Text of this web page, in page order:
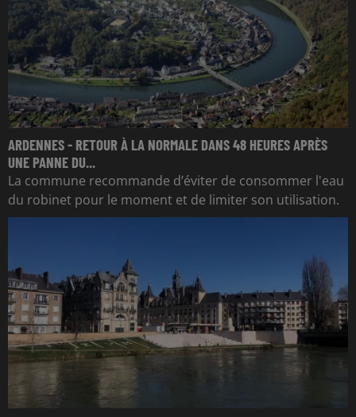
ARDENNES - RETOUR À LA NORMALE DANS 48 HEURES APRÈS
UNE PANNE DU...
La commune recommande d’éviter de consommer l'eau
du robinet pour le moment et de limiter son utilisation.